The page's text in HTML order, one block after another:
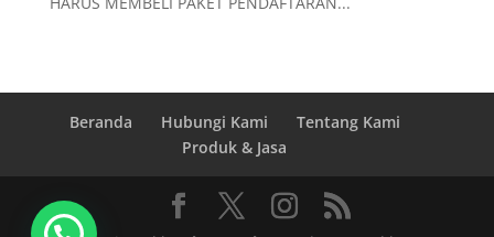
Beranda Hubungi Kami
Tentang Kami
Produk & Jasa